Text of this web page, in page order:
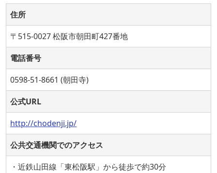
住所
〒515-0027 松阪市朝田町427番地
電話番号
0598-51-8661 (朝田寺)
公式URL
http://chodenji.jp/
公共交通機関でのアクセス
・近鉄山田線「東松阪駅」から徒歩で約30分